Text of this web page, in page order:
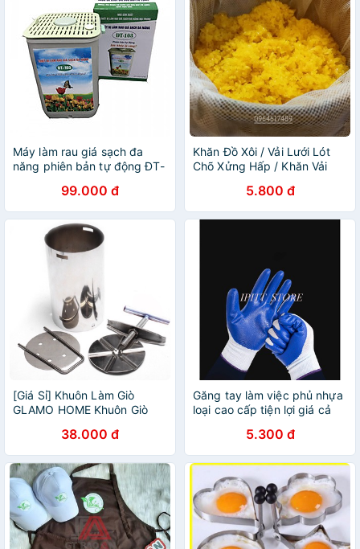
Máy làm rau giá sạch đa
năng phiên bản tự động ĐT-
99.000 đ
Khăn Đồ Xôi / Vải Lưới Lót
Chõ Xửng Hấp / Khăn Vải
Viền 4 Cạnh Chắc Chắn]
5.800 đ
[Giá Sỉ] Khuôn Làm Giò
GLAMO HOME Khuôn Giò
Cầm Chắc Tay - Khuôn làm
giò xào
38.000 đ
Găng tay làm việc phủ nhựa
loại cao cấp tiện lợi giá cả
5.300 đ